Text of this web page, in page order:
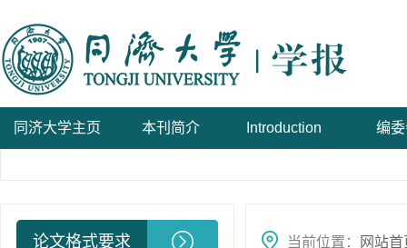
同济大学主页 本刊简介 Introduction 编
论文格式要求 当前位置： 网站首